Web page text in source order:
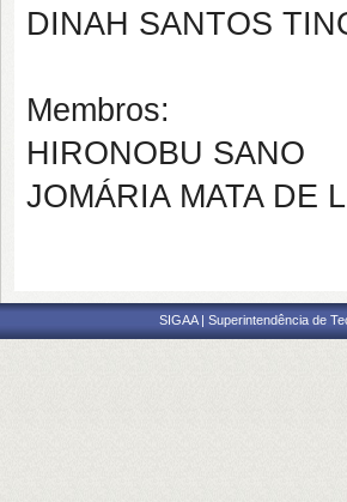
DINAH SANTOS
Membros:
HIRONOBU SANO
JOMÁRIA MATA DE
SIGAA | Superintendência de